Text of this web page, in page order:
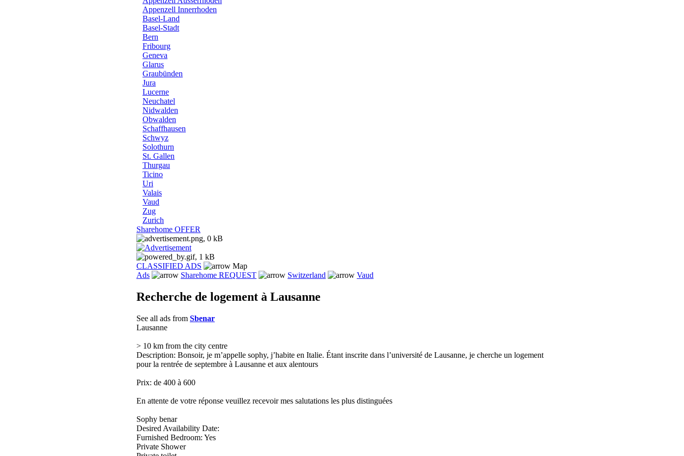
Appenzell Innerrhoden
Basel-Land
Basel-Stadt
Bern
Fribourg
Geneva
Glarus
Graubünden
Jura
Lucerne
Neuchatel
Nidwalden
Obwalden
Schaffhausen
Schwyz
Solothurn
St. Gallen
Thurgau
Ticino
Uri
Valais
Vaud
Zug
Zurich
Sharehome OFFER
CLASSIFIED ADS
Map
Ads
Sharehome REQUEST Switzerland Vaud
Recherche de logement à Lausanne
See all ads from Sbenar
Lausanne
> 10 km from the city centre
Description: Bonsoir, je m’appelle sophy, j’habite en Italie. Étant inscrite dans l’université de Lausanne, je cherche un logement
pour la rentrée de septembre à Lausanne et aux alentours
Prix: de 400 à 600
En attente de votre réponse veuillez recevoir mes salutations les plus distinguées
Sophy benar
Desired Availability Date:
Furnished Bedroom: Yes
Private Shower